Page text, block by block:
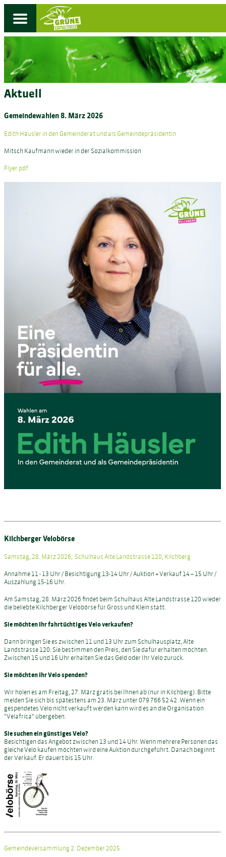
Aktuell
Gemeindewahlen 8. März 2026
Edith Häusler in den Gemeinderat und als Gemeindepräsidentin
Mitsch Kaufmann wieder in der Sozialkommission
Flyer.pdf
Kilchberger Velobörse
Samstag, 28. März 2026, Schulhaus Alte Landstrasse 120, Kilchberg
Annahme 11 - 13 Uhr / Besichtigung 13-14 Uhr / Auktion + Verkauf 14 – 15 Uhr /
Auszahlung 15-16 Uhr.
Am Samstag, 28. März 2026 findet beim Schulhaus Alte Landstrasse 120 wieder
die beliebte Kilchberger Velobörse für Gross und Klein statt.
Sie möchten Ihr fahrtüchtiges Velo verkaufen?
Dann bringen Sie es zwischen 11 und 13 Uhr zum Schulhausplatz, Alte
Landstrasse 120. Sie bestimmen den Preis, den Sie dafür erhalten möchten.
Zwischen 15 und 16 Uhr erhalten Sie das Geld oder Ihr Velo zurück.
Sie möchten Ihr Velo spenden?
Wir holen es am Freitag, 27. März gratis bei Ihnen ab (nur in Kilchberg). Bitte
melden Sie sich bis spätestens am 23. März unter 079 766 52 42. Wenn ein
gespendetes Velo nicht verkauft werden kann wird es an die Organisation
"Velafrica" übergeben.
Sie suchen ein günstiges Velo?
Besichtigen das Angebot zwischen 13 und 14 Uhr. Wenn mehrere Personen das
gleiche Velo kaufen möchten wird eine Auktion durchgeführt. Danach beginnt
der Verkauf. Er dauert bis 15 Uhr.
Gemeindeversammlung 2. Dezember 2025